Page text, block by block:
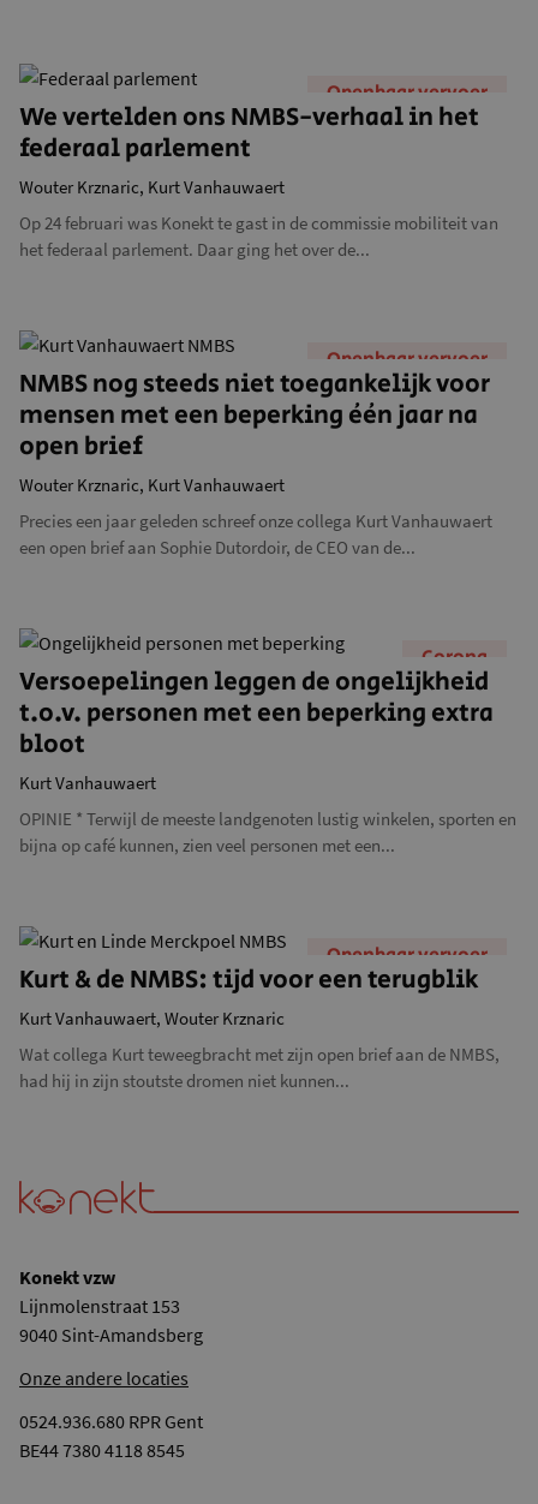
Openbaar vervoer
We vertelden ons NMBS-verhaal in het
federaal parlement
Wouter Krznaric, Kurt Vanhauwaert
Op 24 februari was Konekt te gast in de commissie mobiliteit van
het federaal parlement. Daar ging het over de...
Openbaar vervoer
NMBS nog steeds niet toegankelijk voor
mensen met een beperking één jaar na
open brief
Wouter Krznaric, Kurt Vanhauwaert
Precies een jaar geleden schreef onze collega Kurt Vanhauwaert
een open brief aan Sophie Dutordoir, de CEO van de...
Corona
Versoepelingen leggen de ongelijkheid
t.o.v. personen met een beperking extra
bloot
Kurt Vanhauwaert
OPINIE * Terwijl de meeste landgenoten lustig winkelen, sporten en
bijna op café kunnen, zien veel personen met een...
Openbaar vervoer
Kurt & de NMBS: tijd voor een terugblik
Kurt Vanhauwaert, Wouter Krznaric
Wat collega Kurt teweegbracht met zijn open brief aan de NMBS,
had hij in zijn stoutste dromen niet kunnen...
Konekt vzw
Lijnmolenstraat 153
9040 Sint-Amandsberg
Onze andere locaties
0524.936.680 RPR Gent
BE44 7380 4118 8545